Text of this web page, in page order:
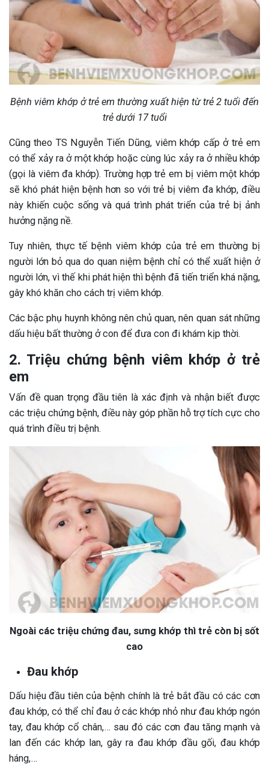
Bệnh viêm khớp ở trẻ em thường xuất hiện từ trẻ 2 tuổi đến
trẻ dưới 17 tuổi
Cũng theo TS Nguyễn Tiến Dũng, viêm khớp cấp ở trẻ em
có thể xảy ra ở một khớp hoặc cùng lúc xảy ra ở nhiều khớp
(gọi là viêm đa khớp). Trường hợp trẻ em bị viêm một khớp
sẽ khó phát hiện bệnh hơn so với trẻ bị viêm đa khớp, điều
này khiến cuộc sống và quá trình phát triển của trẻ bị ảnh
hưởng nặng nề.
Tuy nhiên, thực tế bệnh viêm khớp của trẻ em thường bị
người lớn bỏ qua do quan niệm bệnh chỉ có thể xuất hiện ở
người lớn, vì thế khi phát hiện thì bệnh đã tiến triển khá nặng,
gây khó khăn cho cách trị viêm khớp.
Các bậc phụ huynh không nên chủ quan, nên quan sát những
dấu hiệu bất thường ở con để đưa con đi khám kịp thời.
2. Triệu chứng bệnh viêm khớp ở trẻ
em
Vấn đề quan trọng đầu tiên là xác định và nhận biết được
các triệu chứng bệnh, điều này góp phần hỗ trợ tích cực cho
quá trình điều trị bệnh.
Ngoài các triệu chứng đau, sưng khớp thì trẻ còn bị sốt
cao
Đau khớp
Dấu hiệu đầu tiên của bệnh chính là trẻ bắt đầu có các cơn
đau khớp, có thể chỉ đau ở các khớp nhỏ như đau khớp ngón
tay, đau khớp cổ chân,… sau đó các cơn đau tăng mạnh và
lan đến các khớp lan, gây ra đau khớp đầu gối, đau khớp
háng,…